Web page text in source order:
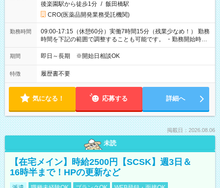
後楽園駅から徒歩1分 / 飯田橋駅
CRO(医薬品開発業務受託機関)
勤務時間
09:00-17:15（休憩60分）実働7時間15分（残業少なめ！） 勤務
時間を下記の範囲で調整することも可能です。 ・勤務開始時
間 09:00～10:00 ・勤務終了時間 16:00～17:15 ・実働
05:00～07:15
期間 即日～長期 ※開始日相談OK
特徴 履歴書不要
気になる！ 応募する 詳細へ
掲載日：2026.08.06
未読
【在宅メイン】時給2500円【SCSK】週3日＆
16時半まで！HPの更新など